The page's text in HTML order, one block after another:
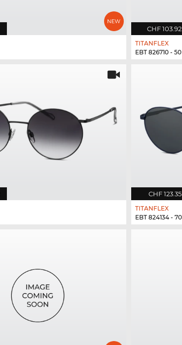
CHF 103.92
TITANFLEX
EBT 826710 - 50
CHF 123.35
TITANFLEX
EBT 824134 - 70